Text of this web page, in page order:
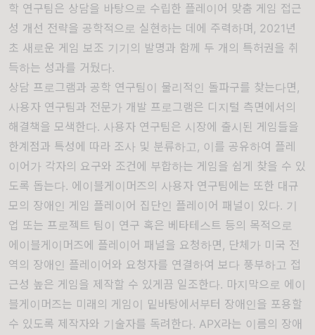
학 연구팀은 상담을 바탕으로 수립한 플레이어 맞춤 게임 접근
성 개선 전략을 공학적으로 실현하는 데에 주력하며, 2021년
초 새로운 게임 보조 기기의 발명과 함께 두 개의 특허권을 취
득하는 성과를 거뒀다.
상담 프로그램과 공학 연구팀이 물리적인 돌파구를 찾는다면,
사용자 연구팀과 전문가 개발 프로그램은 디지털 측면에서의
해결책을 모색한다. 사용자 연구팀은 시장에 출시된 게임들을
한계점과 특성에 따라 조사 및 분류하고, 이를 공유하여 플레
이어가 각자의 요구와 조건에 부합하는 게임을 쉽게 찾을 수 있
도록 돕는다. 에이블게이머즈의 사용자 연구팀에는 또한 대규
모의 장애인 게임 플레이어 집단인 플레이어 패널이 있다. 기
업 또는 프로젝트 팀이 연구 혹은 베타테스트 등의 목적으로
에이블게이머즈에 플레이어 패널을 요청하면, 단체가 미국 전
역의 장애인 플레이어와 요청자를 연결하여 보다 풍부하고 접
근성 높은 게임을 제작할 수 있게끔 일조한다. 마지막으로 에이
블게이머즈는 미래의 게임이 밑바탕에서부터 장애인을 포용할
수 있도록 제작자와 기술자를 독려한다. APX라는 이름의 장애